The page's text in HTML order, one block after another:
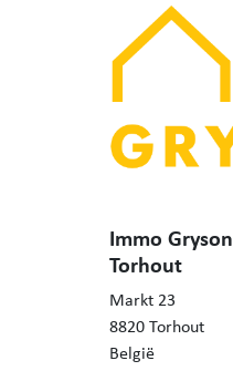
Immo Gryson
Torhout
Markt 23
8820 Torhout
België